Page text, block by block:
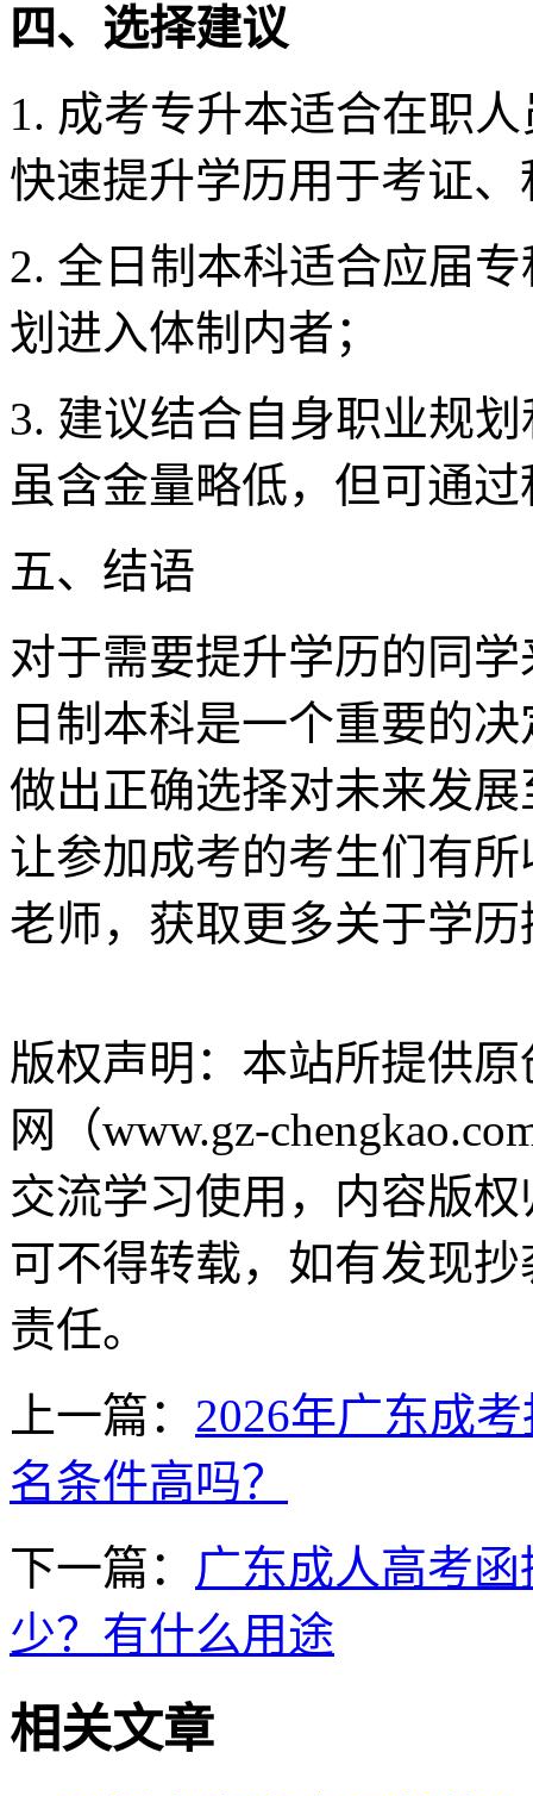
四、选择建议
1. 成考专升本适合在职
快速提升学历用于考证
2. 全日制本科适合应届
划进入体制内者；
3. 建议结合自身职业规
虽含金量略低，但可通
五、结语
对于需要提升学历的同
日制本科是一个重要的
做出正确选择对未来发
让参加成考的考生们有
老师，获取更多关于学
版权声明： 本站所提供
网（www.gz-
交流学习使用，内容版
可不得转载，如有发现
责任。
上一篇： 2026年广东成
名条件高吗？
下一篇： 广东成人高考
少？有什么用途
相关文章